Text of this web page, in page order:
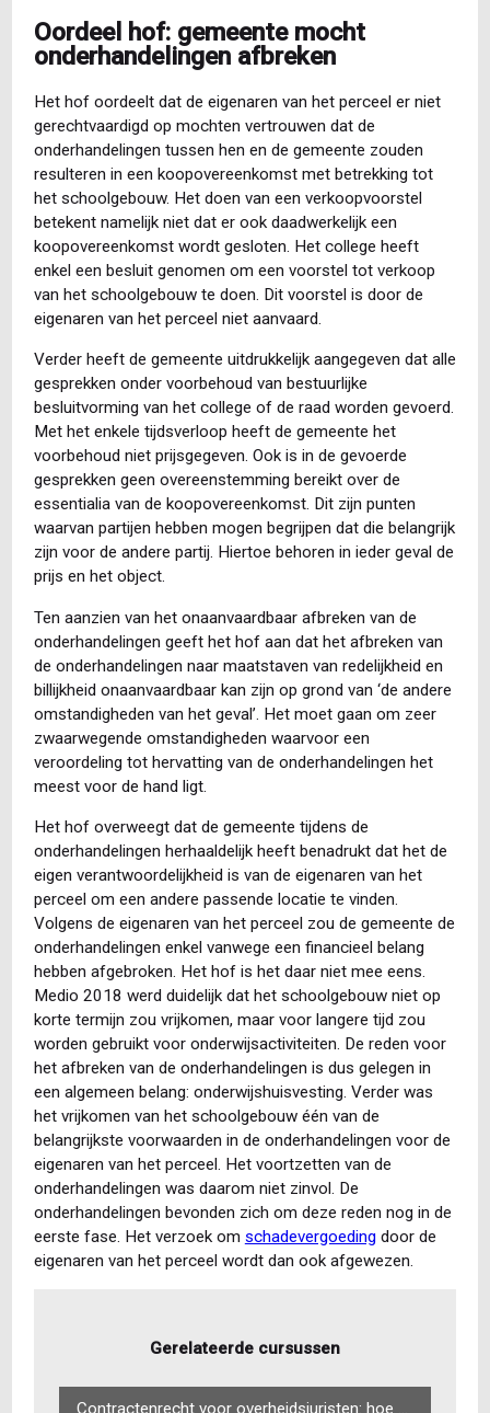
Oordeel hof: gemeente mocht
onderhandelingen afbreken
Het hof oordeelt dat de eigenaren van het perceel er niet
gerechtvaardigd op mochten vertrouwen dat de
onderhandelingen tussen hen en de gemeente zouden
resulteren in een koopovereenkomst met betrekking tot
het schoolgebouw. Het doen van een verkoopvoorstel
betekent namelijk niet dat er ook daadwerkelijk een
koopovereenkomst wordt gesloten. Het college heeft
enkel een besluit genomen om een voorstel tot verkoop
van het schoolgebouw te doen. Dit voorstel is door de
eigenaren van het perceel niet aanvaard.
Verder heeft de gemeente uitdrukkelijk aangegeven dat alle
gesprekken onder voorbehoud van bestuurlijke
besluitvorming van het college of de raad worden gevoerd.
Met het enkele tijdsverloop heeft de gemeente het
voorbehoud niet prijsgegeven. Ook is in de gevoerde
gesprekken geen overeenstemming bereikt over de
essentialia van de koopovereenkomst. Dit zijn punten
waarvan partijen hebben mogen begrijpen dat die belangrijk
zijn voor de andere partij. Hiertoe behoren in ieder geval de
prijs en het object.
Ten aanzien van het onaanvaardbaar afbreken van de
onderhandelingen geeft het hof aan dat het afbreken van
de onderhandelingen naar maatstaven van redelijkheid en
billijkheid onaanvaardbaar kan zijn op grond van ‘de andere
omstandigheden van het geval’. Het moet gaan om zeer
zwaarwegende omstandigheden waarvoor een
veroordeling tot hervatting van de onderhandelingen het
meest voor de hand ligt.
Het hof overweegt dat de gemeente tijdens de
onderhandelingen herhaaldelijk heeft benadrukt dat het de
eigen verantwoordelijkheid is van de eigenaren van het
perceel om een andere passende locatie te vinden.
Volgens de eigenaren van het perceel zou de gemeente de
onderhandelingen enkel vanwege een financieel belang
hebben afgebroken. Het hof is het daar niet mee eens.
Medio 2018 werd duidelijk dat het schoolgebouw niet op
korte termijn zou vrijkomen, maar voor langere tijd zou
worden gebruikt voor onderwijsactiviteiten. De reden voor
het afbreken van de onderhandelingen is dus gelegen in
een algemeen belang: onderwijshuisvesting. Verder was
het vrijkomen van het schoolgebouw één van de
belangrijkste voorwaarden in de onderhandelingen voor de
eigenaren van het perceel. Het voortzetten van de
onderhandelingen was daarom niet zinvol. De
onderhandelingen bevonden zich om deze reden nog in de
eerste fase. Het verzoek om schadevergoedingdoor de
eigenaren van het perceel wordt dan ook afgewezen.
Gerelateerde cursussen
Contractenrecht voor overheidsjuristen: hoe stel je een goed contract op?